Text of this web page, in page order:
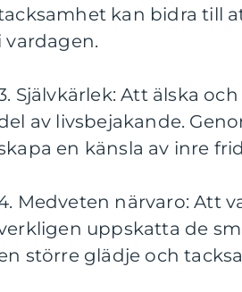
kan bidra till
vardagen.
Självkärlek: Att älska
av livsbejakande.
en känsla av inre
Medveten närvaro: Att
uppskatta de
större glädje och